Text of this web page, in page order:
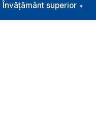
Învățământ superior